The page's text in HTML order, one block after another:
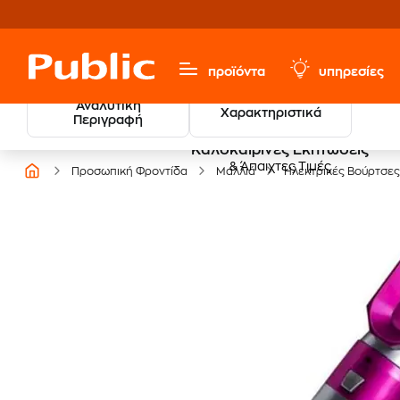
προϊόντα υπηρεσίες
Αναλυτική
Περιγραφή
Χαρακτηριστικά
Καλοκαιρινές Εκπτώσεις
& Άπαιχτες Τιμές
Προσωπική Φροντίδα Μαλλιά Ηλεκτρικές Βούρτσες